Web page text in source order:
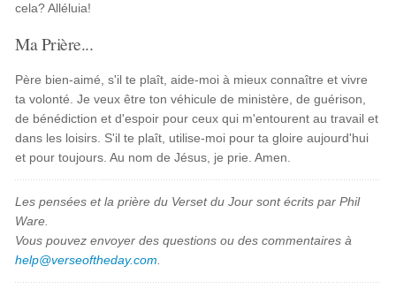
cela? Alléluia!
Ma Prière...
Père bien-aimé, s'il te plaît, aide-moi à mieux connaître et vivre
ta volonté. Je veux être ton véhicule de ministère, de guérison,
de bénédiction et d'espoir pour ceux qui m'entourent au travail et
dans les loisirs. S'il te plaît, utilise-moi pour ta gloire aujourd'hui
et pour toujours. Au nom de Jésus, je prie. Amen.
Les pensées et la prière du Verset du Jour sont écrits par Phil
Ware.
Vous pouvez envoyer des questions ou des commentaires à
help@verseoftheday.com